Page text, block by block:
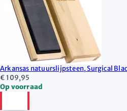
Arkansas natuurslijpsteen, Surgical
€ 109,95
Op voorraad